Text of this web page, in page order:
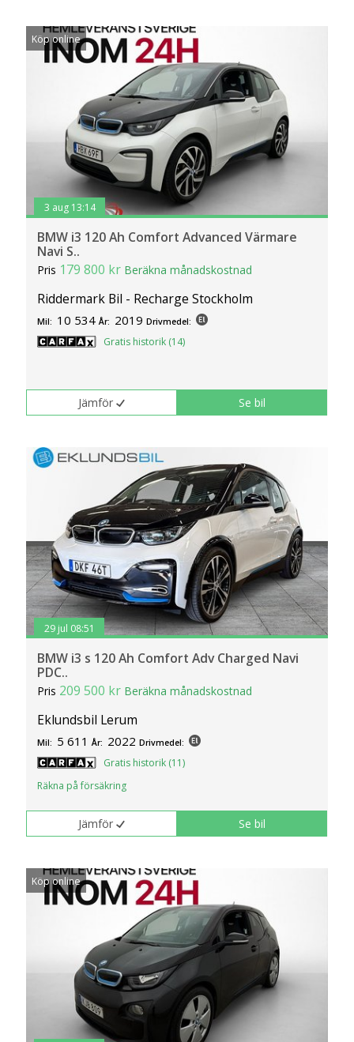
Köp online
3 aug 13:14
BMW i3 120 Ah Comfort Advanced Värmare
Navi S..
Pris 179 800 kr Beräkna månadskostnad
Riddermark Bil - Recharge Stockholm
Mil: 10 534 År: 2019 Drivmedel:
Gratis historik (14)
Jämför Se bil
29 jul 08:51
BMW i3 s 120 Ah Comfort Adv Charged Navi
PDC..
Pris 209 500 kr Beräkna månadskostnad
Eklundsbil Lerum
Mil: 5 611 År: 2022 Drivmedel:
Gratis historik (11)
Räkna på försäkring
Jämför Se bil
Köp online